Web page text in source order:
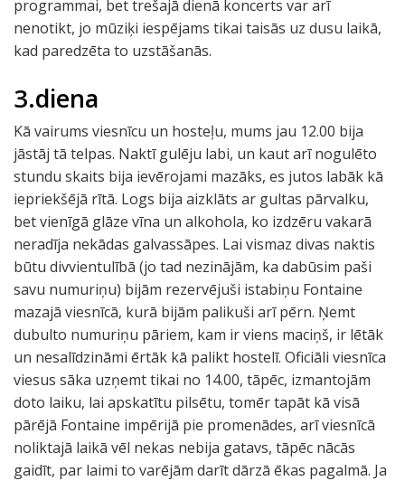
programmai, bet trešajā dienā koncerts var arī
nenotikt, jo mūziķi iespējams tikai taisās uz dusu laikā,
kad paredzēta to uzstāšanās.
3.diena
Kā vairums viesnīcu un hosteļu, mums jau 12.00 bija
jāstāj tā telpas. Naktī gulēju labi, un kaut arī nogulēto
stundu skaits bija ievērojami mazāks, es jutos labāk kā
iepriekšējā rītā. Logs bija aizklāts ar gultas pārvalku,
bet vienīgā glāze vīna un alkohola, ko izdzēru vakarā
neradīja nekādas galvassāpes. Lai vismaz divas naktis
būtu divvientulībā (jo tad nezinājām, ka dabūsim paši
savu numuriņu) bijām rezervējuši istabiņu Fontaine
mazajā viesnīcā, kurā bijām palikuši arī pērn. Ņemt
dubulto numuriņu pāriem, kam ir viens maciņš, ir lētāk
un nesalīdzināmi ērtāk kā palikt hostelī. Oficiāli viesnīca
viesus sāka uzņemt tikai no 14.00, tāpēc, izmantojām
doto laiku, lai apskatītu pilsētu, tomēr tapāt kā visā
pārējā Fontaine impērijā pie promenādes, arī viesnīcā
noliktajā laikā vēl nekas nebija gatavs, tāpēc nācās
gaidīt, par laimi to varējām darīt dārzā ēkas pagalmā. Ja